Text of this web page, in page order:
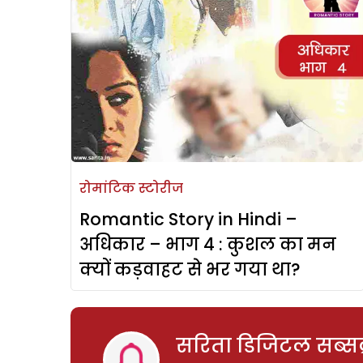
रोमांटिक स्टोरीज
Romantic Story in Hindi –
अधिकार – भाग 4 : कुशल का मन
क्यों कड़वाहट से भर गया था?
सरिता डिजिटल